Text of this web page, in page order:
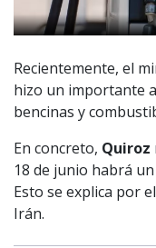
Recientemente, el
hizo un importante
bencinas y
En concreto, Quiroz
18 de junio habrá
Esto se explica por
Irán.